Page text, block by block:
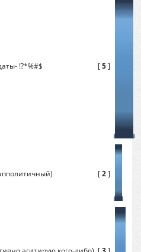
!?*%#$ [5]
[2]